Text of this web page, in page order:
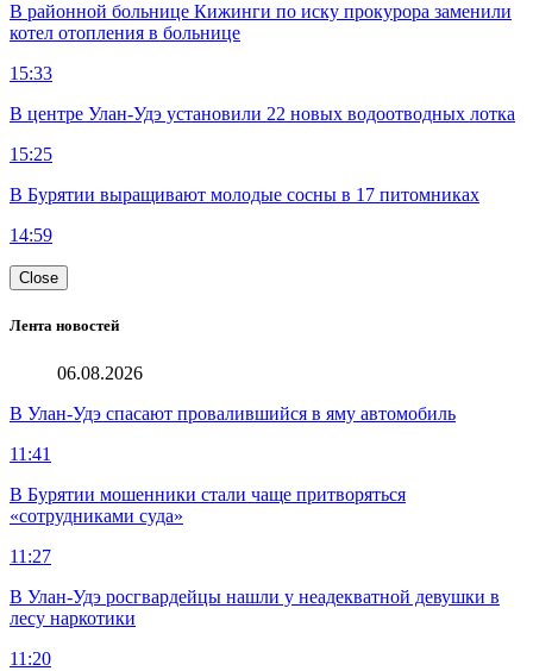
В районной больнице Кижинги по иску прокурора заменили
котел отопления в больнице
15:33
В центре Улан-Удэ установили 22 новых водоотводных лотка
15:25
В Бурятии выращивают молодые сосны в 17 питомниках
14:59
Close
Лента новостей
06.08.2026
В Улан-Удэ спасают провалившийся в яму автомобиль
11:41
В Бурятии мошенники стали чаще притворяться
«сотрудниками суда»
11:27
В Улан-Удэ росгвардейцы нашли у неадекватной девушки в
лесу наркотики
11:20